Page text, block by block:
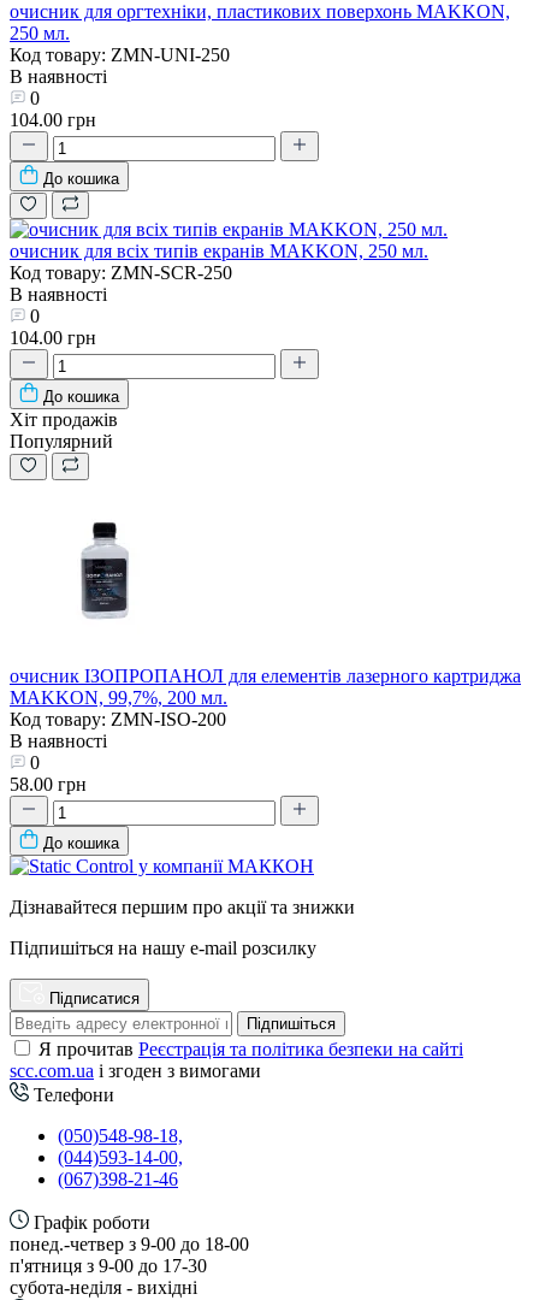
очисник для оргтехніки, пластикових поверхонь MAKKON,
250 мл.
Код товару: ZMN-UNI-250
В наявності
0
104.00 грн
До кошика
очисник для всіх типів екранів MAKKON, 250 мл.
Код товару: ZMN-SCR-250
В наявності
0
104.00 грн
До кошика
Хіт продажів
Популярний
очисник ІЗОПРОПАНОЛ для елементів лазерного картриджа
MAKKON, 99,7%, 200 мл.
Код товару: ZMN-ISO-200
В наявності
0
58.00 грн
До кошика
Дізнавайтеся першим про акції та знижки
Підпишіться на нашу e-mail розсилку
Підписатися
Підпишіться
Я прочитав Реєстрація та політика безпеки на сайті
scc.com.ua і згоден з вимогами
Телефони
(050)548-98-18,
(044)593-14-00,
(067)398-21-46
Графік роботи
понед.-четвер з 9-00 до 18-00
п'ятниця з 9-00 до 17-30
cубота-неділя - вихідні